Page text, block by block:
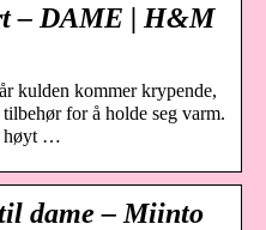
– DAME | H&M
kulden kommer krypende,
for å holde seg varm.
høyt …
dame – Miinto